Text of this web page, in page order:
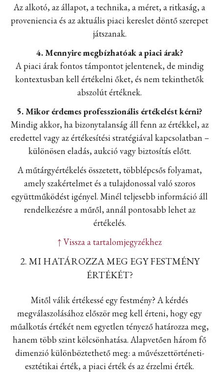
Az alkotó, az állapot, a technika, a méret, a ritkaság, a
proveniencia és az aktuális piaci kereslet döntő szerepet
játszanak.
4. Mennyire megbízhatóak a piaci árak?
A piaci árak fontos támpontot jelentenek, de mindig
kontextusban kell értékelni őket, és nem tekinthetők
abszolút értéknek.
5. Mikor érdemes professzionális értékelést kérni?
Mindig akkor, ha bizonytalanság áll fenn az értékkel, az
eredettel vagy az értékesítési stratégiával kapcsolatban –
különösen eladás, aukció vagy biztosítás előtt.
A műtárgyértékelés összetett, többlépcsős folyamat,
amely szakértelmet és a tulajdonossal való szoros
együttműködést igényel. Minél teljesebb információ áll
rendelkezésre a műről, annál pontosabb lehet az
értékelés.
↑ Vissza a tartalomjegyzékhez
2. MI HATÁROZZA MEG EGY FESTMÉNY
ÉRTÉKÉT?
Mitől válik értékessé egy festmény? A kérdés
megválaszolásához először meg kell érteni, hogy egy
műalkotás értékét nem egyetlen tényező határozza meg,
hanem több szint kölcsönhatása. Alapvetően három fő
dimenzió különböztethető meg: a művészettörténeti-
esztétikai érték, a piaci érték és az érzelmi érték.